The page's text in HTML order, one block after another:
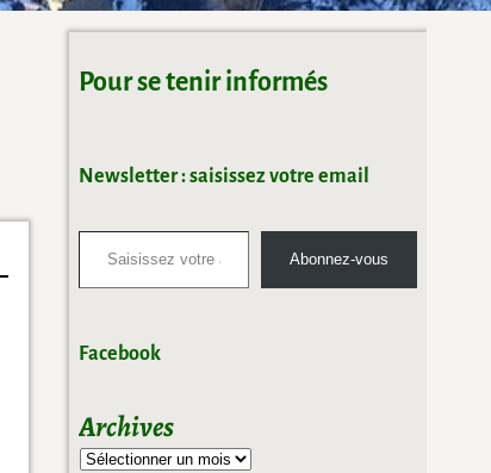
Pour se tenir informés
Newsletter : saisissez votre email
Abonnez-vous
Facebook
Archives